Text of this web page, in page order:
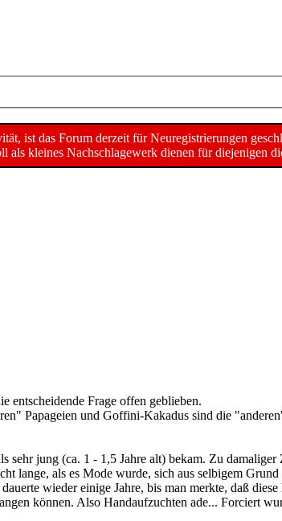
ist das Forum derzeit für Neuregistrierungen
als kleines Nachschlagewerk dienen für diejenigen
entscheidende Frage offen geblieben.
Papageien und Goffini-Kakadus sind die
jung (ca. 1 - 1,5 Jahre alt) bekam. Zu
lange, als es Mode wurde, sich aus selbigem
wieder einige Jahre, bis man merkte, daß
können. Also Handaufzuchten ade... Forciert